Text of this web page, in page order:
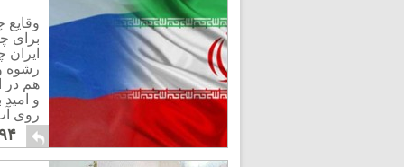
وقایع
برای
رشوه
هم در
و
روی